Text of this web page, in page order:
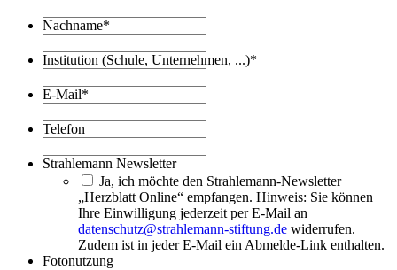
Nachname*
Institution (Schule, Unternehmen, ...)*
E-Mail*
Telefon
Strahlemann Newsletter
Ja, ich möchte den Strahlemann-Newsletter
„Herzblatt Online“ empfangen. Hinweis: Sie können
Ihre Einwilligung jederzeit per E-Mail an
datenschutz@strahlemann-stiftung.de widerrufen.
Zudem ist in jeder E-Mail ein Abmelde-Link enthalten.
Fotonutzung